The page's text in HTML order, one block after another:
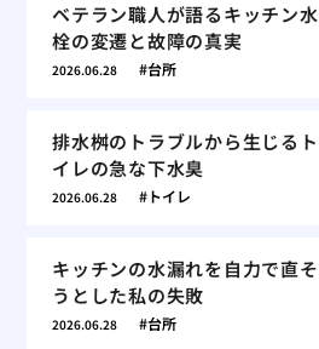
ベテラン職人が語るキッチン水
栓の変遷と故障の真実
2026.06.28 台所
排水桝のトラブルから生じるト
イレの急な下水臭
2026.06.28 トイレ
キッチンの水漏れを自力で直そ
うとした私の失敗
2026.06.28 台所